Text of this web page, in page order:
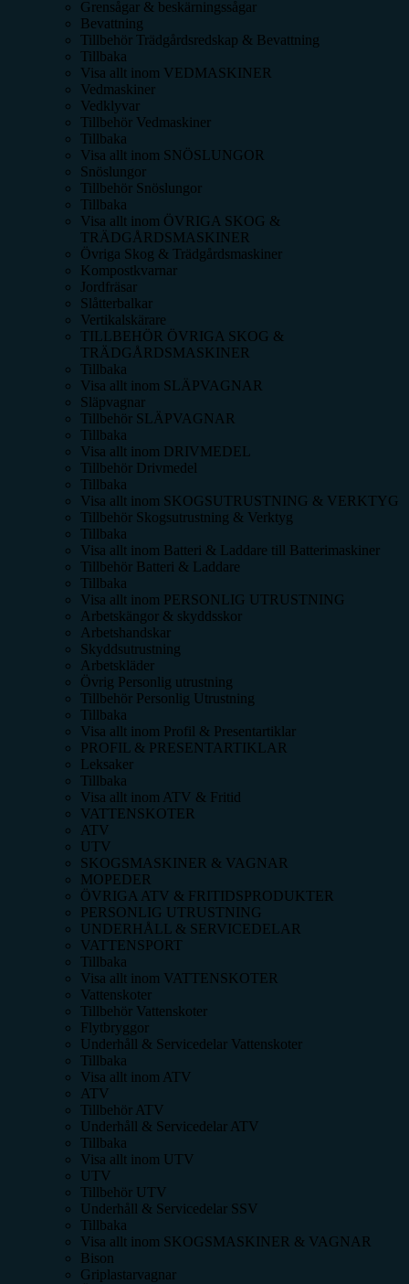
Grensågar & beskärningssågar
Bevattning
Tillbehör Trädgårdsredskap & Bevattning
Tillbaka
Visa allt inom VEDMASKINER
Vedmaskiner
Vedklyvar
Tillbehör Vedmaskiner
Tillbaka
Visa allt inom SNÖSLUNGOR
Snöslungor
Tillbehör Snöslungor
Tillbaka
Visa allt inom ÖVRIGA SKOG &
TRÄDGÅRDSMASKINER
Övriga Skog & Trädgårdsmaskiner
Kompostkvarnar
Jordfräsar
Slåtterbalkar
Vertikalskärare
TILLBEHÖR ÖVRIGA SKOG &
TRÄDGÅRDSMASKINER
Tillbaka
Visa allt inom SLÄPVAGNAR
Släpvagnar
Tillbehör SLÄPVAGNAR
Tillbaka
Visa allt inom DRIVMEDEL
Tillbehör Drivmedel
Tillbaka
Visa allt inom SKOGSUTRUSTNING & VERKTYG
Tillbehör Skogsutrustning & Verktyg
Tillbaka
Visa allt inom Batteri & Laddare till Batterimaskiner
Tillbehör Batteri & Laddare
Tillbaka
Visa allt inom PERSONLIG UTRUSTNING
Arbetskängor & skyddsskor
Arbetshandskar
Skyddsutrustning
Arbetskläder
Övrig Personlig utrustning
Tillbehör Personlig Utrustning
Tillbaka
Visa allt inom Profil & Presentartiklar
PROFIL & PRESENTARTIKLAR
Leksaker
Tillbaka
Visa allt inom ATV & Fritid
VATTENSKOTER
ATV
UTV
SKOGSMASKINER & VAGNAR
MOPEDER
ÖVRIGA ATV & FRITIDSPRODUKTER
PERSONLIG UTRUSTNING
UNDERHÅLL & SERVICEDELAR
VATTENSPORT
Tillbaka
Visa allt inom VATTENSKOTER
Vattenskoter
Tillbehör Vattenskoter
Flytbryggor
Underhåll & Servicedelar Vattenskoter
Tillbaka
Visa allt inom ATV
ATV
Tillbehör ATV
Underhåll & Servicedelar ATV
Tillbaka
Visa allt inom UTV
UTV
Tillbehör UTV
Underhåll & Servicedelar SSV
Tillbaka
Visa allt inom SKOGSMASKINER & VAGNAR
Bison
Griplastarvagnar